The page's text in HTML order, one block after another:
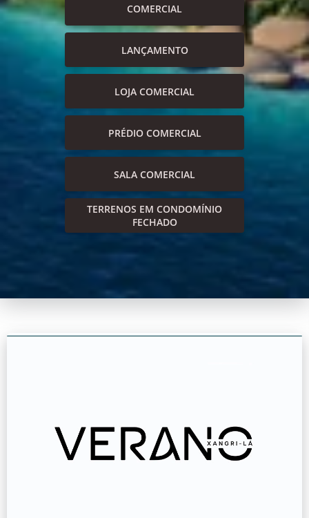
COMERCIAL
LANÇAMENTO
LOJA COMERCIAL
PRÉDIO COMERCIAL
SALA COMERCIAL
TERRENOS EM CONDOMÍNIO
FECHADO